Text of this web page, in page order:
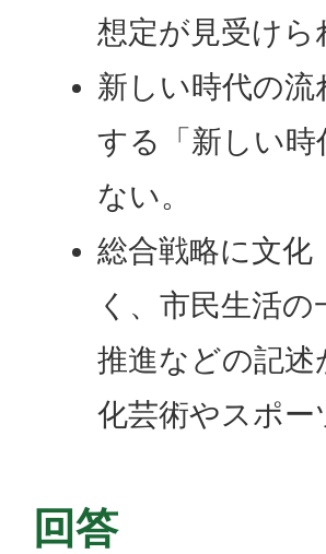
想定が見受けら
新しい時代の
する「新しい
ない。
総合戦略に文
く、市民生活
推進などの記
化芸術やスポ
回答